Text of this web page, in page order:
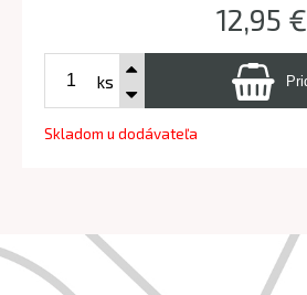
12,95 €
ks
Skladom u dodávateľa